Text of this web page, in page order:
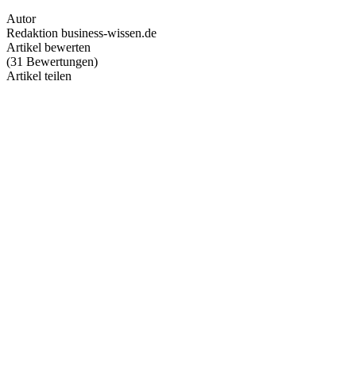
Autor
Redaktion business-wissen.de
Artikel bewerten
(31 Bewertungen)
Artikel teilen